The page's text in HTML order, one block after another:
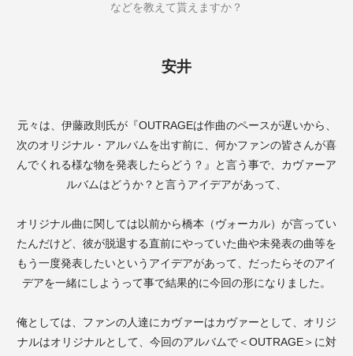
などを教えて貰えますか？
安井
元々は、伊藤政則氏が『OUTRAGEは作曲のペースが遅いから、
次のオリジナル・アルバムを出す前に、何かファンの皆さんが喜
んでくれる様な物を発表したらどう？』と言う事で、カヴァーア
ルバムはどうか？と言うアイデアがあって、
オリジナル曲に関しては以前から橋本（ヴォーカル）が言ってい
たんだけど、彼が脱退する直前にやっていた曲や未発表の曲等を
もう一度発表したいというアイデアがあって、だったらそのアイ
デアを一緒にしようって事で結果的に今回の形になりました。
俺としては、ファンの人達にカヴァーはカヴァーとして、オリジ
ナルはオリジナルとして、今回のアルバムで＜OUTRAGE＞に対